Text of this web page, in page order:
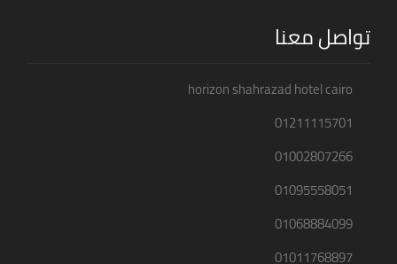
تواصل معنا
horizon shahrazad hotel cairo
01211115701
01002807266
01095558051
01068884099
01011768897